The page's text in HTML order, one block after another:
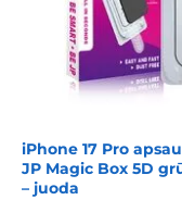
iPhone 17 Pro
JP Magic Box 5D
– juoda